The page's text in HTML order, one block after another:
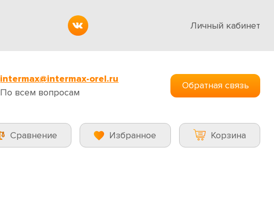
Личный кабинет
intermax@intermax-orel.ru
По всем вопросам
Обратная связь
Сравнение Избранное Корзина